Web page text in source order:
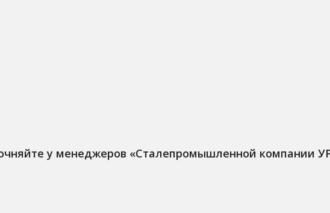
у менеджеров «Сталепромышленной компании